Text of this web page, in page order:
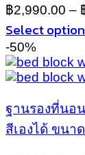
may
be
chosen
on
the
product
฿2,990.00 –
Select
This
product
has
variants.
The
options
-50%
ฐานรองที่นอ
สีเองได้ ขนา